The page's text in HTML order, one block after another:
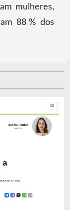
mulheres,
88 % dos